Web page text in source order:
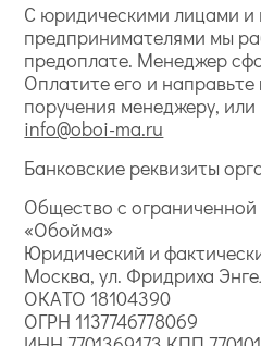
С юридическими лицами и
предпринимателями мы
предоплате. Менеджер
Оплатите его и
поручения менеджеру,
info@oboi-ma.ru
Банковские реквизиты
Общество с
«Обойма»
Юридический и
Москва, ул. Фридриха
ОКАТО 18104390
ОГРН 1137746778069